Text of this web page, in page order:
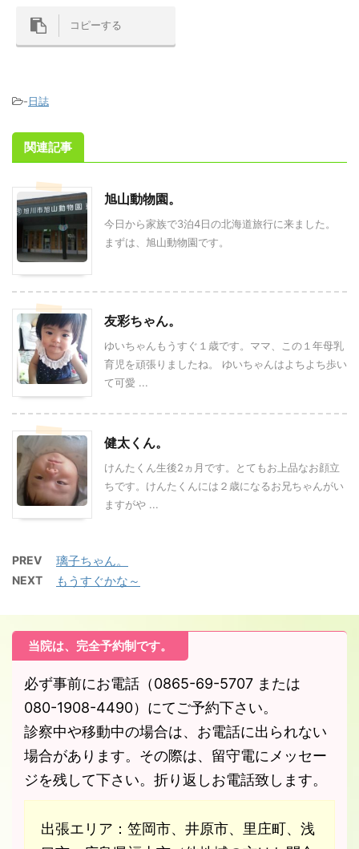
コピーする
-日誌
関連記事
旭山動物園。
今日から家族で3泊4日の北海道旅行に来ました。
まずは、旭山動物園です。
友彩ちゃん。
ゆいちゃんもうすぐ１歳です。ママ、この１年母乳
育児を頑張りましたね。 ゆいちゃんはよちよち歩い
て可愛 ...
健太くん。
けんたくん生後2ヵ月です。とてもお上品なお顔立
ちです。けんたくんには２歳になるお兄ちゃんがい
ますがや ...
PREV 璃子ちゃん。
NEXT もうすぐかな～
当院は、完全予約制です。
必ず事前にお電話（0865-69-5707 または
080-1908-4490）にてご予約下さい。
診察中や移動中の場合は、お電話に出られない
場合があります。その際は、留守電にメッセー
ジを残して下さい。折り返しお電話致します。
出張エリア：笠岡市、井原市、里庄町、浅